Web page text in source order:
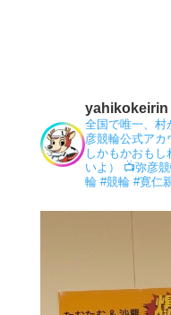
yahikokeirin
全国で唯一、村
彦競輪公式アカ
しかもかおもし
いよ） 📺弥彦
輪 #競輪 #寛仁